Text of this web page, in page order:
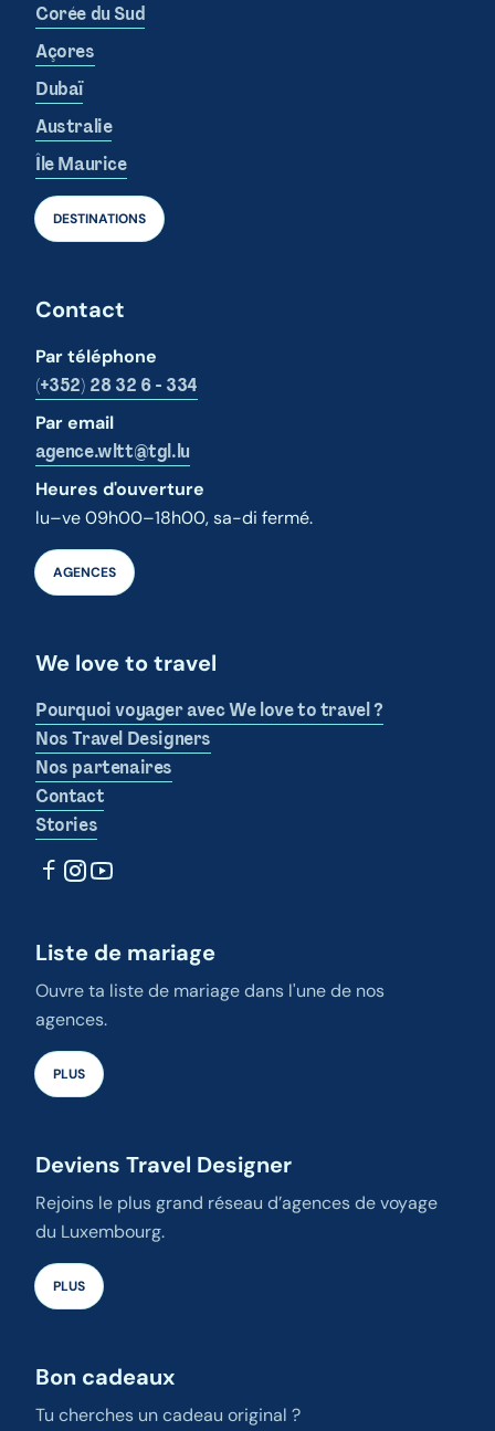
Corée du Sud
Açores
Dubaï
Australie
Île Maurice
DESTINATIONS
Contact
Par téléphone
(+352) 28 32 6 - 334
Par email
agence.wltt@tgl.lu
Heures d'ouverture
lu–ve 09h00–18h00, sa-di fermé.
AGENCES
We love to travel
Pourquoi voyager avec We love to travel ?
Nos Travel Designers
Nos partenaires
Contact
Stories
Liste de mariage
Ouvre ta liste de mariage dans l'une de nos
agences.
PLUS
Deviens Travel Designer
Rejoins le plus grand réseau d’agences de voyage
du Luxembourg.
PLUS
Bon cadeaux
Tu cherches un cadeau original ?